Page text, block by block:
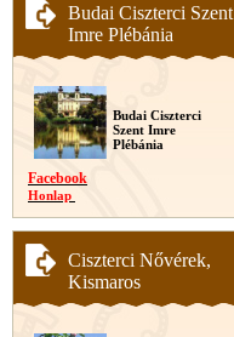
Budai Ciszterci Szent
Imre Plébánia
Budai Ciszterci
Szent Imre
Plébánia
Facebook
Honlap
Ciszterci Nővérek,
Kismaros